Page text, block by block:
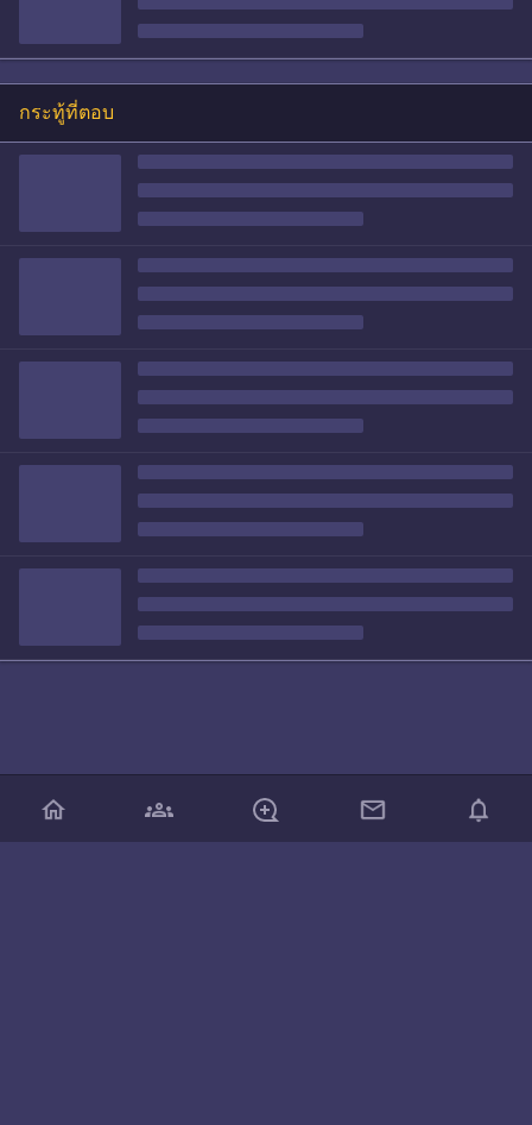
กระทู้ที่ตอบ